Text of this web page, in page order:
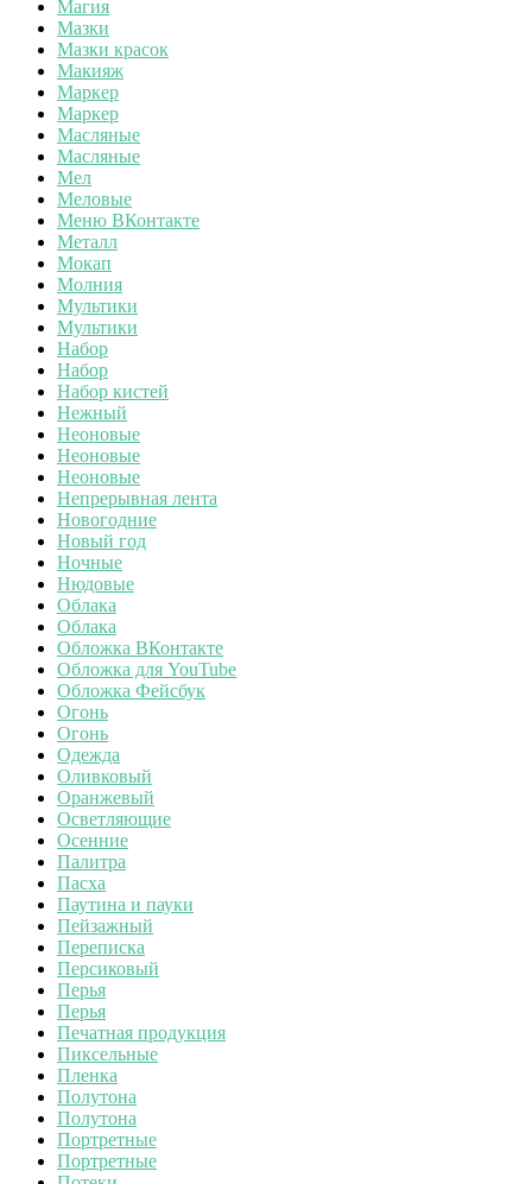
Магия
Мазки
Мазки красок
Макияж
Маркер
Маркер
Масляные
Масляные
Мел
Меловые
Меню ВКонтакте
Металл
Мокап
Молния
Мультики
Мультики
Набор
Набор
Набор кистей
Нежный
Неоновые
Неоновые
Неоновые
Непрерывная лента
Новогодние
Новый год
Ночные
Нюдовые
Облака
Облака
Обложка ВКонтакте
Обложка для YouTube
Обложка Фейсбук
Огонь
Огонь
Одежда
Оливковый
Оранжевый
Осветляющие
Осенние
Палитра
Пасха
Паутина и пауки
Пейзажный
Переписка
Персиковый
Перья
Перья
Печатная продукция
Пиксельные
Пленка
Полутона
Полутона
Портретные
Портретные